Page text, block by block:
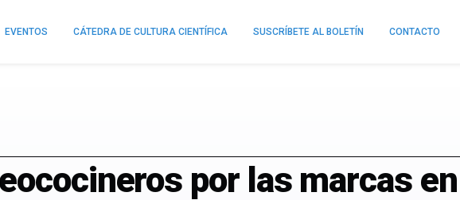
EVENTOS CÁTEDRA DE CULTURA CIENTÍFICA SUSCRÍBETE AL BOLETÍN CONTACTO
por las marcas